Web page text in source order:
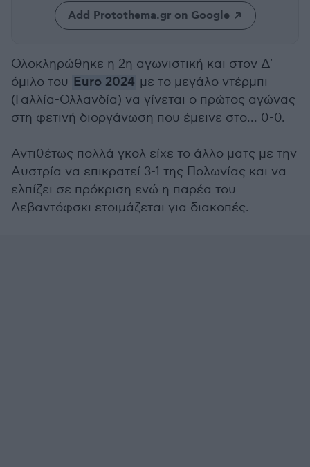
Add Protothema.gr on Google
Ολοκληρώθηκε η 2η αγωνιστική και στον Δ'
όμιλο του Euro 2024 με το μεγάλο ντέρμπι
(Γαλλία-Ολλανδία) να γίνεται ο πρώτος αγώνας
στη φετινή διοργάνωση που έμεινε στο... 0-0.
Αντιθέτως πολλά γκολ είχε το άλλο ματς με την
Αυστρία να επικρατεί 3-1 της Πολωνίας και να
ελπίζει σε πρόκριση ενώ η παρέα του
Λεβαντόφσκι ετοιμάζεται για διακοπές.